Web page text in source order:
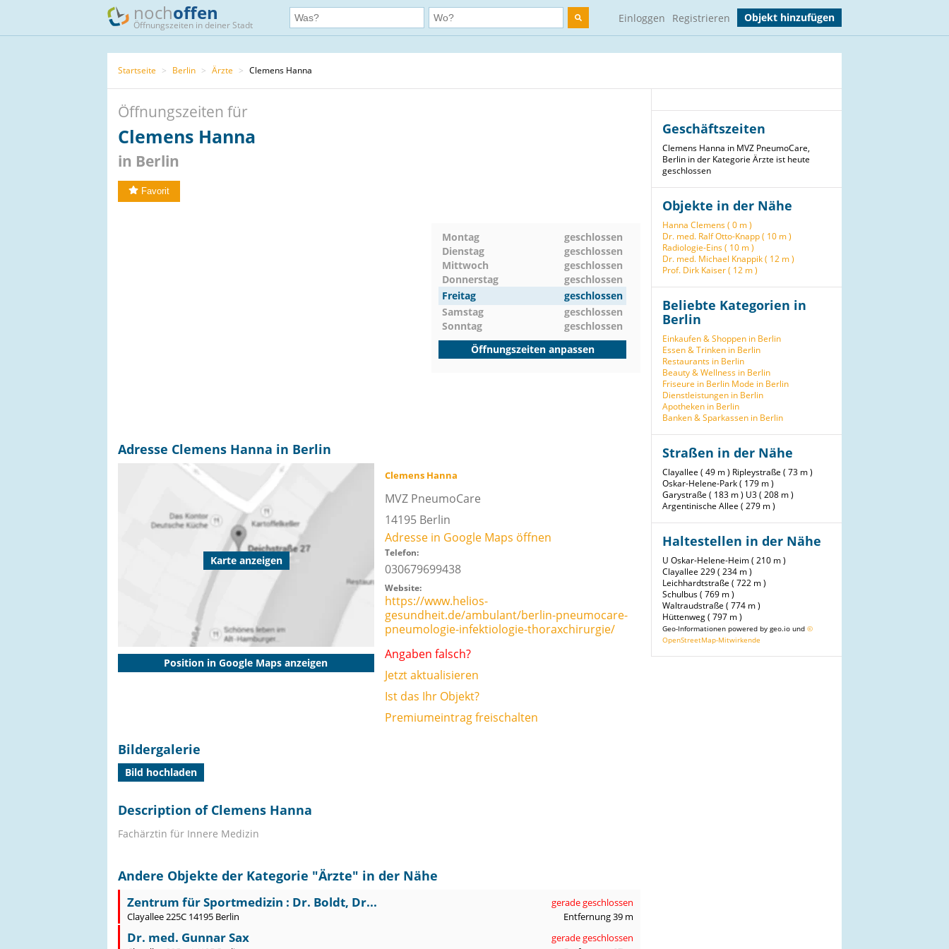
nochoffen
Öffnungszeiten in deiner Stadt
Einloggen Registrieren Objekt hinzufügen
Startseite > Berlin > Ärzte > Clemens Hanna
Öffnungszeiten für
Clemens Hanna
in Berlin
Favorit
Montag
geschlossen
Dienstag
geschlossen
Mittwoch
geschlossen
Donnerstag
geschlossen
Freitag
geschlossen
Samstag
geschlossen
Sonntag
geschlossen
Öffnungszeiten anpassen
Adresse Clemens Hanna in Berlin
Karte anzeigen
Position in Google Maps anzeigen
Clemens Hanna
MVZ PneumoCare
14195 Berlin
Adresse in Google Maps öffnen
Telefon:
030679699438
Website:
https://www.helios-
gesundheit.de/ambulant/berlin-pneumocare-
pneumologie-infektiologie-thoraxchirurgie/
Angaben falsch?
Jetzt aktualisieren
Ist das Ihr Objekt?
Premiumeintrag freischalten
Bildergalerie
Bild hochladen
Description of Clemens Hanna
Fachärztin für Innere Medizin
Andere Objekte der Kategorie "Ärzte" in der Nähe
Zentrum für Sportmedizin : Dr. Boldt, Dr...
gerade geschlossen
Clayallee 225C 14195 Berlin
Entfernung 39 m
Dr. med. Gunnar Sax
gerade geschlossen
Geschäftszeiten
Clemens Hanna in MVZ PneumoCare,
Berlin in der Kategorie Ärzte ist heute
geschlossen
Objekte in der Nähe
Hanna Clemens ( 0 m )
Dr. med. Ralf Otto-Knapp ( 10 m )
Radiologie-Eins ( 10 m )
Dr. med. Michael Knappik ( 12 m )
Prof. Dirk Kaiser ( 12 m )
Beliebte Kategorien in
Berlin
Einkaufen & Shoppen in Berlin
Essen & Trinken in Berlin
Restaurants in Berlin
Beauty & Wellness in Berlin
Friseure in Berlin Mode in Berlin
Dienstleistungen in Berlin
Apotheken in Berlin
Banken & Sparkassen in Berlin
Straßen in der Nähe
Clayallee ( 49 m ) Ripleystraße ( 73 m )
Oskar-Helene-Park ( 179 m )
Garystraße ( 183 m ) U3 ( 208 m )
Argentinische Allee ( 279 m )
Haltestellen in der Nähe
U Oskar-Helene-Heim ( 210 m )
Clayallee 229 ( 234 m )
Leichhardtstraße ( 722 m )
Schulbus ( 769 m )
Waltraudstraße ( 774 m )
Hüttenweg ( 797 m )
Geo-Informationen powered by geo.io und ©
OpenStreetMap-Mitwirkende